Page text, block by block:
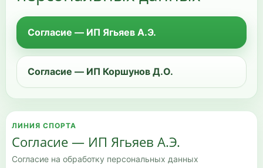
Согласие — ИП Ягьяев А.Э.
Согласие — ИП Коршунов Д.О.
ЛИНИЯ СПОРТА
Согласие — ИП Ягьяев А.Э.
Согласие на обработку персональных данных